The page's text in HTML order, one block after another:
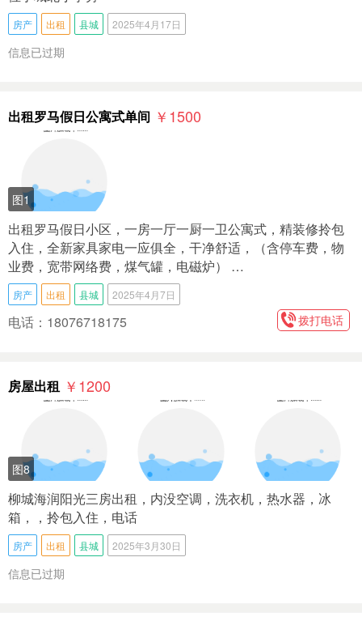
房产 出租 县城 2025年4月17日
信息已过期
出租罗马假日公寓式单间 ￥1500
图1
出租罗马假日小区，一房一厅一厨一卫公寓式，精装修拎包
入住，全新家具家电一应俱全，干净舒适，（含停车费，物
业费，宽带网络费，煤气罐，电磁炉） …
房产 出租 县城 2025年4月7日
电话：18076718175 拨打电话
房屋出租 ￥1200
图8
柳城海润阳光三房出租，内没空调，洗衣机，热水器，冰
箱，，拎包入住，电话
房产 出租 县城 2025年3月30日
信息已过期